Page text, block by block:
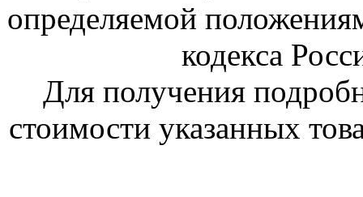
определяемой
кодекса
Для получения
стоимости указанных